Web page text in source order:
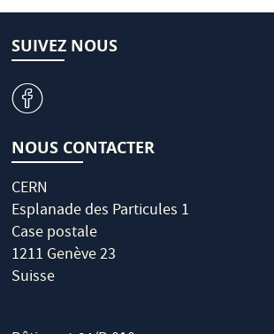
SUIVEZ NOUS
v
NOUS CONTACTER
CERN
Esplanade des Particules 1
Case postale
1211 Genève 23
Suisse